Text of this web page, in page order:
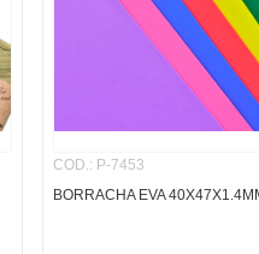
COD.: P-7453
BORRACHA EVA
caixa
9º barbante